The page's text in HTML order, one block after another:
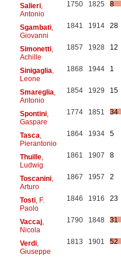
Salieri,
Antonio
1750 1825 8
Sgambati,
Giovanni
1841 1914 28
Simonetti,
Achille
1857 1928 12
Sinigaglia
Leone
1868 1944 1
Smareglia
Antonio
1854 1929 15
Spontini,
Gaspare
1774 1851 34
Tasca
Pierantonio
1864 1934 5
Thuille,
Ludwig
1861 1907 8
Toscanini,
Arturo
1867 1957 2
Tosti, F.
Paolo
1846 1916 23
Vaccaj,
Nicola
1790 1848 31
Verdi,
Giuseppe
1813 1901 52